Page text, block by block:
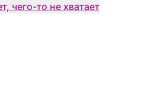
чего-то не хватает